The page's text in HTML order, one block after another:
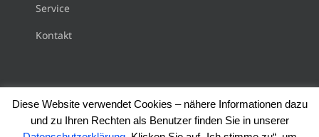
Service
Kontakt
Copyright 2018 Musikschule Gersthofen |Impressum|
Diese Website verwendet Cookies – nähere Informationen dazu
und zu Ihren Rechten als Benutzer finden Sie in unserer